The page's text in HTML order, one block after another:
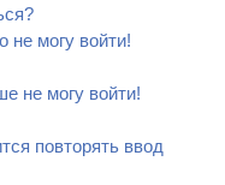
не могу войти!
не могу войти!
повторять ввод